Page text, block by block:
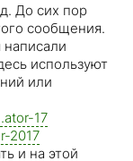
До сих пор
сообщения.
используют
или
17
2017
и на этой